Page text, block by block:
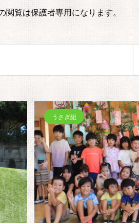
閲覧は保護者専用になります。
うさぎ組